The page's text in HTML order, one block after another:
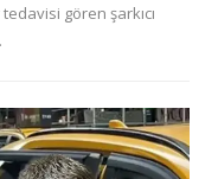
gören şarkıcı